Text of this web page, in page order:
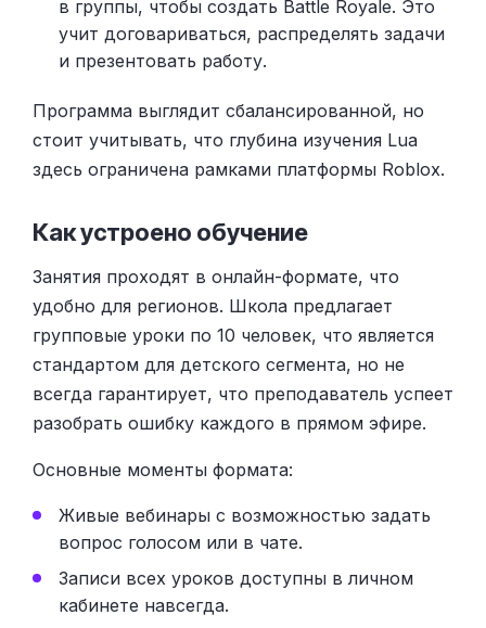
в группы, чтобы создать Battle Royale. Это
учит договариваться, распределять задачи
и презентовать работу.
Программа выглядит сбалансированной, но
стоит учитывать, что глубина изучения Lua
здесь ограничена рамками платформы Roblox.
Как устроено обучение
Занятия проходят в онлайн-формате, что
удобно для регионов. Школа предлагает
групповые уроки по 10 человек, что является
стандартом для детского сегмента, но не
всегда гарантирует, что преподаватель успеет
разобрать ошибку каждого в прямом эфире.
Основные моменты формата:
Живые вебинары с возможностью задать
вопрос голосом или в чате.
Записи всех уроков доступны в личном
кабинете навсегда.